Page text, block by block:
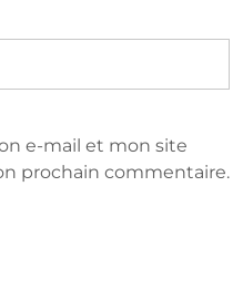
e-mail et mon site
prochain commentaire.